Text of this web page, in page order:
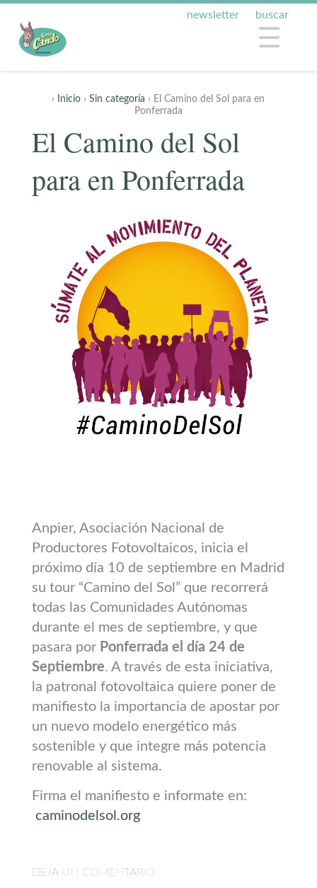
buscar
newsletter
☰
› Inicio ›Sin categoría › El Camino del Sol para en
Ponferrada
El Camino del Sol
para en Ponferrada
Anpier, Asociación Nacional de
Productores Fotovoltaicos, inicia el
próximo día 10 de septiembre en Madrid
su tour “Camino del Sol” que recorrerá
todas las Comunidades Autónomas
durante el mes de septiembre, y que
pasara por Ponferrada el día 24 de
Septiembre. A través de esta iniciativa,
la patronal fotovoltaica quiere poner de
manifiesto la importancia de apostar por
un nuevo modelo energético más
sostenible y que integre más potencia
renovable al sistema.
Firma el manifiesto e informate en:
caminodelsol.org
DEJA UN COMENTARIO